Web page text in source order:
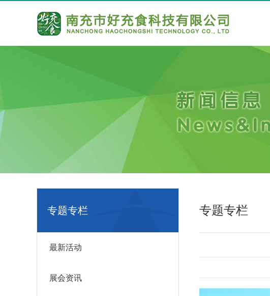
专题专栏
最新活动
展会资讯
专题专栏